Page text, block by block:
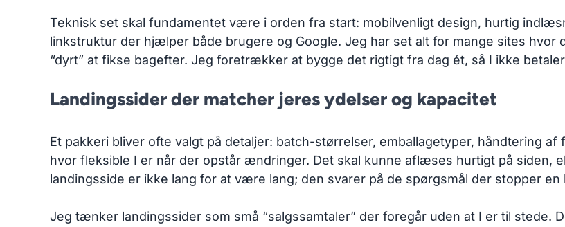
Teknisk set skal fundamentet være i orden fra start: mobilvenligt design, hurtig
linkstruktur der hjælper både brugere og Google. Jeg har set alt for mange sites hvor
“dyrt” at fikse bagefter. Jeg foretrækker at bygge det rigtigt fra dag ét, så I ikke
Landingssider der matcher jeres ydelser og kapacitet
Et pakkeri bliver ofte valgt på detaljer: batch-størrelser, emballagetyper, håndtering
hvor fleksible I er når der opstår ændringer. Det skal kunne aflæses hurtigt på siden,
landingsside er ikke lang for at være lang; den svarer på de spørgsmål der stopper
Jeg tænker landingssider som små “salgssamtaler” der foregår uden at I er til stede.